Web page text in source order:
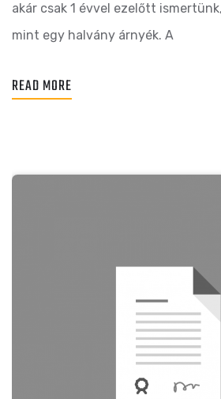
akár csak 1 évvel ezelőtt
mint egy halvány árnyék. A
READ MORE